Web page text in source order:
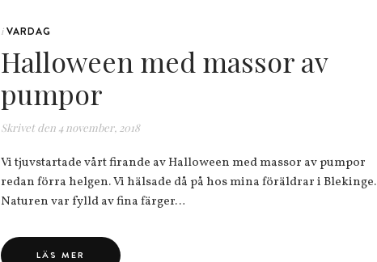
i VARDAG
Halloween med massor av
pumpor
Skrivet den 4 november, 2018
Vi tjuvstartade vårt firande av Halloween med massor av pumpor
redan förra helgen. Vi hälsade då på hos mina föräldrar i Blekinge.
Naturen var fylld av fina färger…
LÄS MER